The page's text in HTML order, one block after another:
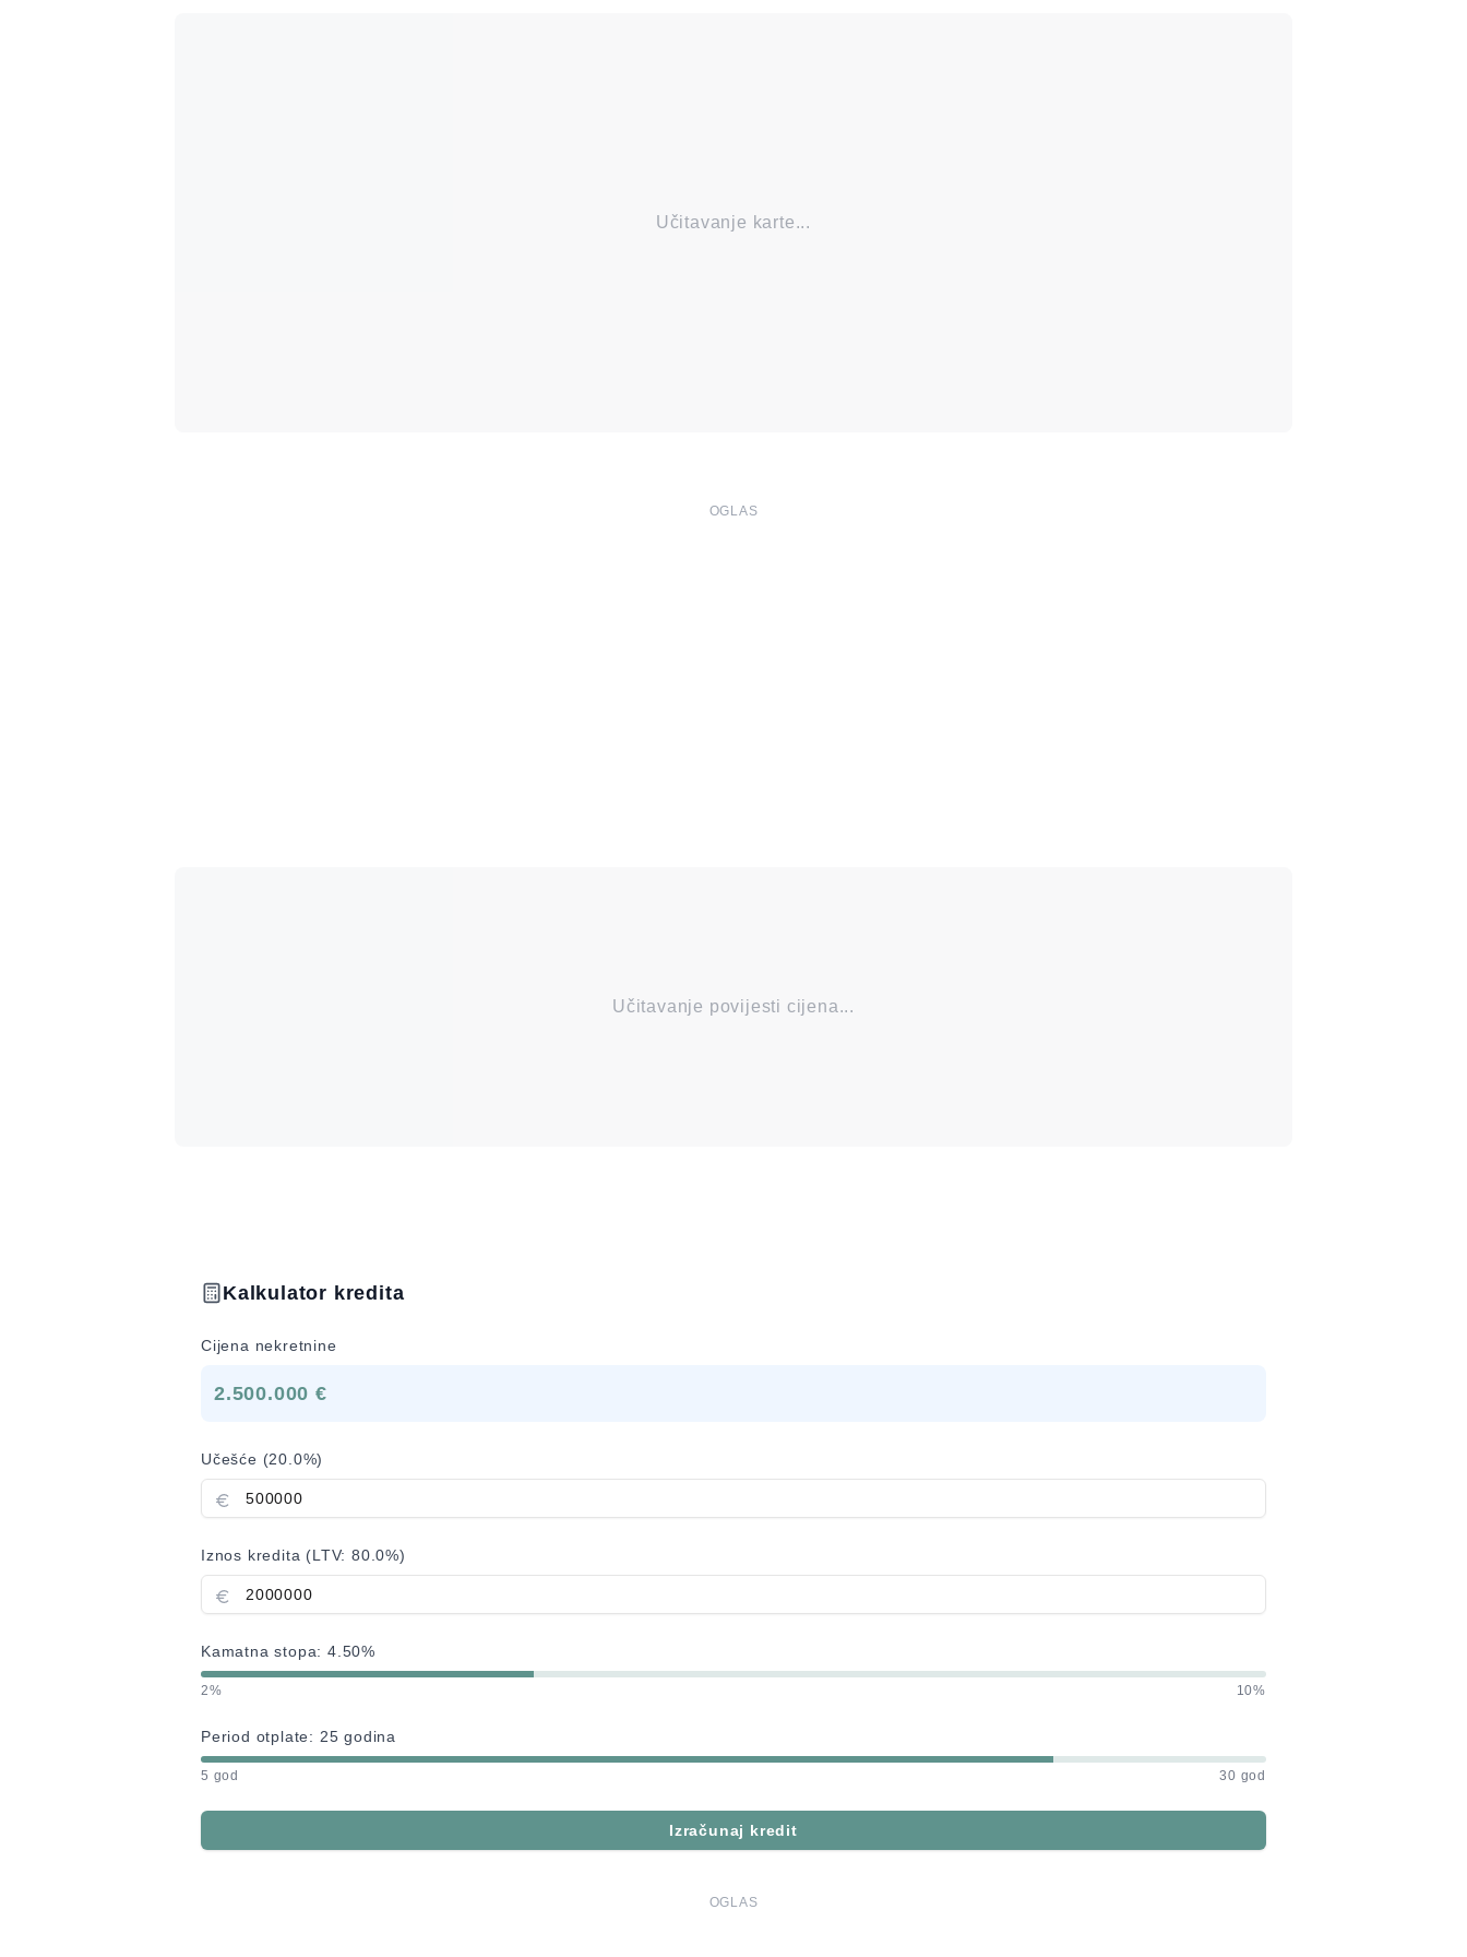
Učitavanje karte...
OGLAS
Učitavanje povijesti cijena...
Kalkulator kredita
Cijena nekretnine
2.500.000 €
Učešće (20.0%)
Iznos kredita (LTV:80.0%)
Kamatna stopa:4.50%
2% 10%
Period otplate: 25 godina
5 god 30 god
Izračunaj kredit
OGLAS